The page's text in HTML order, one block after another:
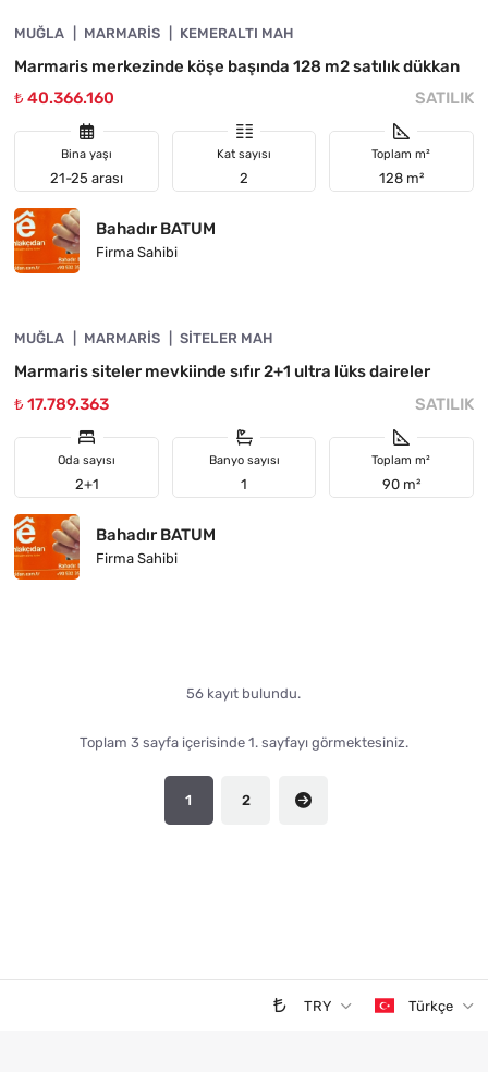
YATIRIMA UYGUN
MUĞLA MARMARIS KEMERALTI MAH
Marmaris merkezinde köşe başında 128 m2 satılık dükkan
₺ 40.366.160
SATILIK
Bina yaşı
21-25 arası
Kat sayısı
2
Toplam m²
128 m²
Bahadır BATUM
Firma Sahibi
YATIRIMA UYGUN
MUĞLA MARMARIS SITELER MAH
Marmaris siteler mevkiinde sıfır 2+1 ultra lüks daireler
₺ 17.789.363
SATILIK
Oda sayısı
2+1
Banyo sayısı
1
Toplam m²
90 m²
Bahadır BATUM
Firma Sahibi
56 kayıt bulundu.
Toplam 3 sayfa içerisinde 1. sayfayı görmektesiniz.
1 2
TRY Türkçe